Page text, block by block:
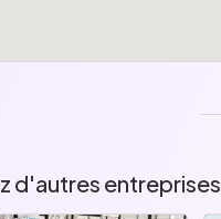
d'autres entreprises